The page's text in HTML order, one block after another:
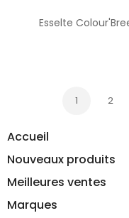
Accueil
Nouveaux produits
Meilleures ventes
Marques
Esselte
1 2